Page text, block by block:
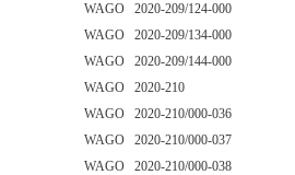
WAGO 2020-209/124-000
WAGO 2020-209/134-000
WAGO 2020-209/144-000
WAGO 2020-210
WAGO 2020-210/000-036
WAGO 2020-210/000-037
WAGO 2020-210/000-038